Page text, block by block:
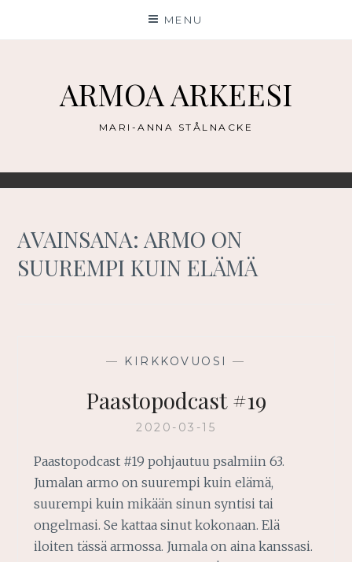
MENU
ARMOA ARKEESI
MARI-ANNA STÅLNACKE
AVAINSANA: ARMO ON
SUUREMPI KUIN ELÄMÄ
— KIRKKOVUOSI —
Paastopodcast #19
2020-03-15
Paastopodcast #19 pohjautuu psalmiin 63.
Jumalan armo on suurempi kuin elämä,
suurempi kuin mikään sinun syntisi tai
ongelmasi. Se kattaa sinut kokonaan. Elä
iloiten tässä armossa. Jumala on aina kanssasi.